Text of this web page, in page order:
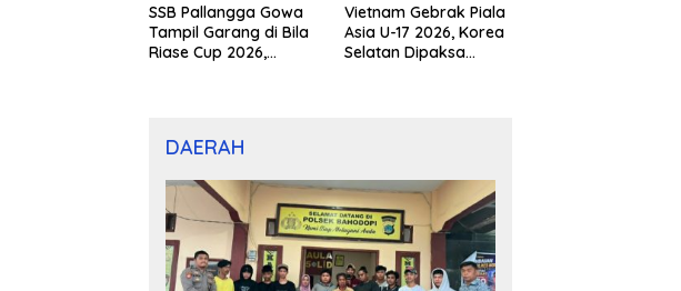
SSB Pallangga Gowa
Tampil Garang di Bila
Riase Cup 2026,
Vietnam Gebrak Piala
Asia U-17 2026, Korea
Selatan Dipaksa
DAERAH